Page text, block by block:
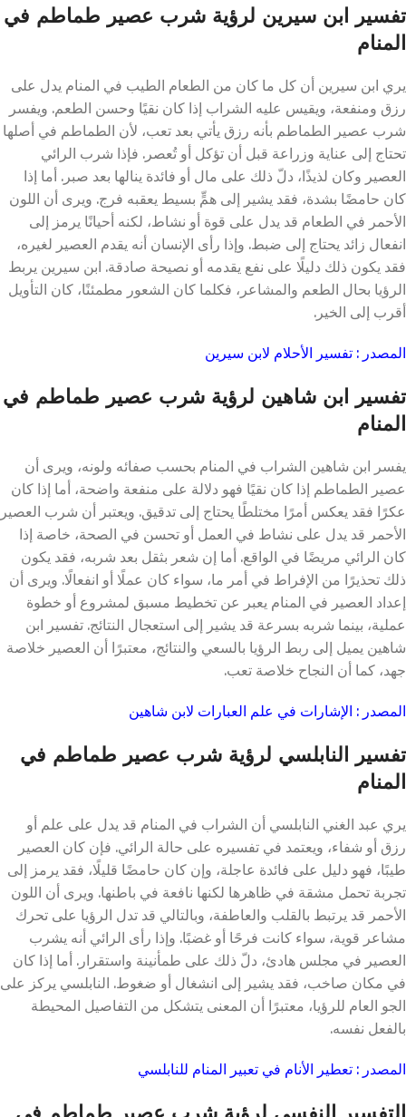
تفسير ابن سيرين لرؤية شرب عصير طماطم في
المنام
يري ابن سيرين أن كل ما كان من الطعام الطيب في المنام يدل على
رزق ومنفعة، ويقيس عليه الشراب إذا كان نقيًا وحسن الطعم. ويفسر
شرب عصير الطماطم بأنه رزق يأتي بعد تعب، لأن الطماطم في أصلها
تحتاج إلى عناية وزراعة قبل أن تؤكل أو تُعصر. فإذا شرب الرائي
العصير وكان لذيذًا، دلّ ذلك على مال أو فائدة ينالها بعد صبر. أما إذا
كان حامضًا بشدة، فقد يشير إلى همٍّ بسيط يعقبه فرج. ويرى أن اللون
الأحمر في الطعام قد يدل على قوة أو نشاط، لكنه أحيانًا يرمز إلى
انفعال زائد يحتاج إلى ضبط. وإذا رأى الإنسان أنه يقدم العصير لغيره،
فقد يكون ذلك دليلًا على نفع يقدمه أو نصيحة صادقة. ابن سيرين يربط
الرؤيا بحال الطعم والمشاعر، فكلما كان الشعور مطمئنًا، كان التأويل
أقرب إلى الخير.
المصدر : تفسير الأحلام لابن سيرين
تفسير ابن شاهين لرؤية شرب عصير طماطم في
المنام
يفسر ابن شاهين الشراب في المنام بحسب صفائه ولونه، ويرى أن
عصير الطماطم إذا كان نقيًا فهو دلالة على منفعة واضحة، أما إذا كان
عكرًا فقد يعكس أمرًا مختلطًا يحتاج إلى تدقيق. ويعتبر أن شرب العصير
الأحمر قد يدل على نشاط في العمل أو تحسن في الصحة، خاصة إذا
كان الرائي مريضًا في الواقع. أما إن شعر بثقل بعد شربه، فقد يكون
ذلك تحذيرًا من الإفراط في أمر ما، سواء كان عملًا أو انفعالًا. ويرى أن
إعداد العصير في المنام يعبر عن تخطيط مسبق لمشروع أو خطوة
عملية، بينما شربه بسرعة قد يشير إلى استعجال النتائج. تفسير ابن
شاهين يميل إلى ربط الرؤيا بالسعي والنتائج، معتبرًا أن العصير خلاصة
جهد، كما أن النجاح خلاصة تعب.
المصدر : الإشارات في علم العبارات لابن شاهين
تفسير النابلسي لرؤية شرب عصير طماطم في
المنام
يري عبد الغني النابلسي أن الشراب في المنام قد يدل على علم أو
رزق أو شفاء، ويعتمد في تفسيره على حالة الرائي. فإن كان العصير
طيبًا، فهو دليل على فائدة عاجلة، وإن كان حامضًا قليلًا، فقد يرمز إلى
تجربة تحمل مشقة في ظاهرها لكنها نافعة في باطنها. ويرى أن اللون
الأحمر قد يرتبط بالقلب والعاطفة، وبالتالي قد تدل الرؤيا على تحرك
مشاعر قوية، سواء كانت فرحًا أو غضبًا. وإذا رأى الرائي أنه يشرب
العصير في مجلس هادئ، دلّ ذلك على طمأنينة واستقرار. أما إذا كان
في مكان صاخب، فقد يشير إلى انشغال أو ضغوط. النابلسي يركز على
الجو العام للرؤيا، معتبرًا أن المعنى يتشكل من التفاصيل المحيطة
بالفعل نفسه.
المصدر : تعطير الأنام في تعبير المنام للنابلسي